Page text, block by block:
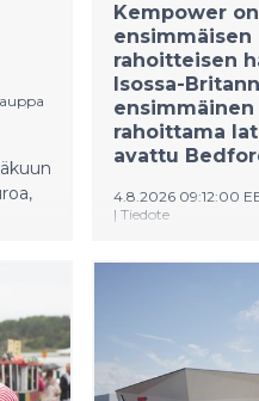
Kempower
ensimmäisen
rahoitteisen
Isossa-
ensimmäinen
rahoittama
avattu
4.8.2026 09:12:00
| Tiedote
Kempower on
ensimmäisen
hankkeensa
auttaakseen
sähköautojen
investoimiseen